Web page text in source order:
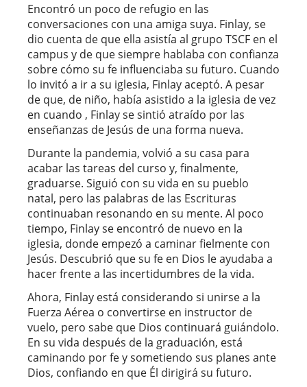
Encontró un poco de refugio en las
conversaciones con una amiga suya. Finlay, se
dio cuenta de que ella asistía al grupo TSCF en el
campus y de que siempre hablaba con confianza
sobre cómo su fe influenciaba su futuro. Cuando
lo invitó a ir a su iglesia, Finlay aceptó. A pesar
de que, de niño, había asistido a la iglesia de vez
en cuando , Finlay se sintió atraído por las
enseñanzas de Jesús de una forma nueva.
Durante la pandemia, volvió a su casa para
acabar las tareas del curso y, finalmente,
graduarse. Siguió con su vida en su pueblo
natal, pero las palabras de las Escrituras
continuaban resonando en su mente. Al poco
tiempo, Finlay se encontró de nuevo en la
iglesia, donde empezó a caminar fielmente con
Jesús. Descubrió que su fe en Dios le ayudaba a
hacer frente a las incertidumbres de la vida.
Ahora, Finlay está considerando si unirse a la
Fuerza Aérea o convertirse en instructor de
vuelo, pero sabe que Dios continuará guiándolo.
En su vida después de la graduación, está
caminando por fe y sometiendo sus planes ante
Dios, confiando en que Él dirigirá su futuro.